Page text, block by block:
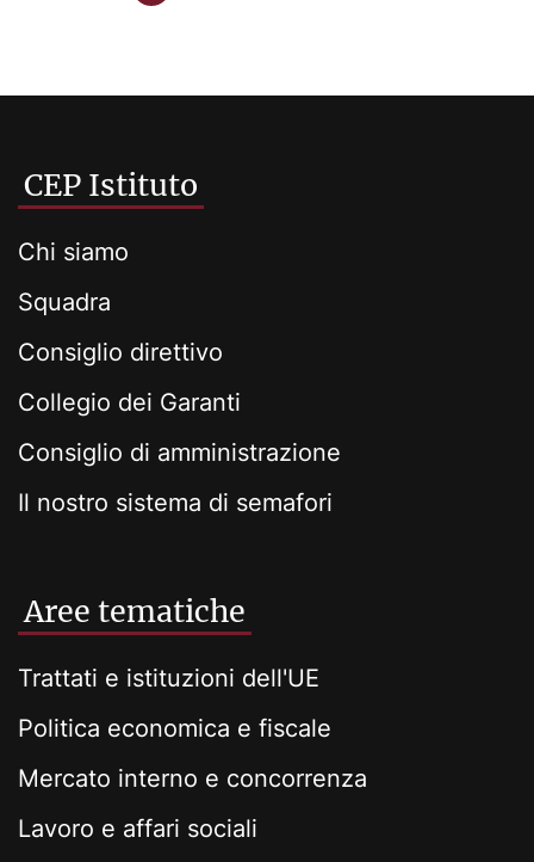
CEP Istituto
Chi siamo
Squadra
Consiglio direttivo
Collegio dei Garanti
Consiglio di amministrazione
Il nostro sistema di semafori
Aree tematiche
Trattati e istituzioni dell'UE
Politica economica e fiscale
Mercato interno e concorrenza
Lavoro e affari sociali